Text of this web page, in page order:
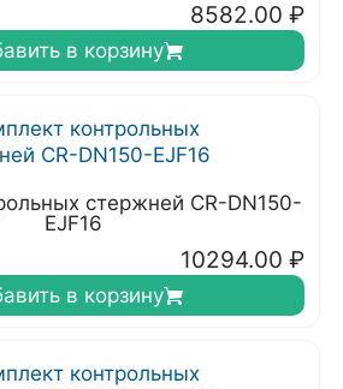
8582.00 ₽
в корзину
стержней CR-DN150-
EJF16
10294.00 ₽
в корзину